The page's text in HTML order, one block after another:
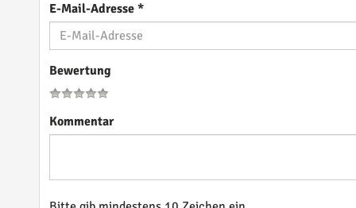
E-Mail-Adresse *
Bewertung
Kommentar